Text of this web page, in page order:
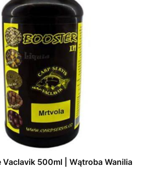
Vaclavik 500ml | Wątroba Wanilia